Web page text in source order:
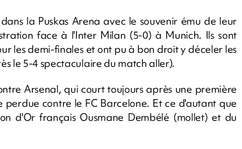
la Puskas Arena avec le souvenir ému de leur
face à l'Inter Milan (5-0) à Munich. Ils sont
les demi-finales et ont pu à bon droit y déceler les
le 5-4 spectaculaire du match aller).
Arsenal, qui court toujours après une première
contre le FC Barcelone. Et ce d'autant que
d'Or français Ousmane Dembélé (mollet) et du